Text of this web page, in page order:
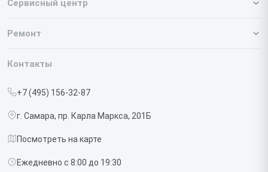
Сервисный центр
О нашем сервисе
Срочный ремонт
Доставка и способы оплаты
Диагностика
Контакты
Ремонт
Iphone
Контакты
+7 (495) 156-32-87
г. Самара, пр. Карла Маркса, 201Б
Посмотреть на карте
Ежедневно с 8:00 до 19:30